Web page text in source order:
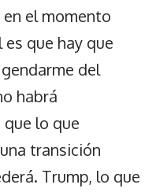
el momento
que hay que
del
habrá
lo que
transición
Trump, lo que